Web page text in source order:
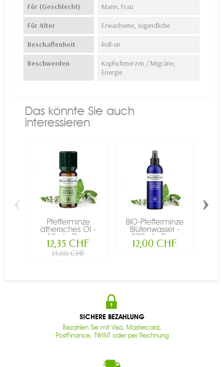
Für (Geschlecht) Mann, Frau
Für Alter Erwachsene, Jugendliche
Beschaffenheit Roll-on
Beschwerden
Kopfschmerzen / Migräne,
Energie
Das könnte Sie auch
interessieren
Pfefferminze
ätherisches Öl -
10ml - De...
12,35 CHF
13,00 CHF
BIO-Pfefferminze
Blütenwasser -
200ml - De...
12,00 CHF
‹ ›
SICHERE BEZAHLUNG
Bezahlen Sie mit Visa, Mastercard,
PostFinance, TWINT oder per Rechnung